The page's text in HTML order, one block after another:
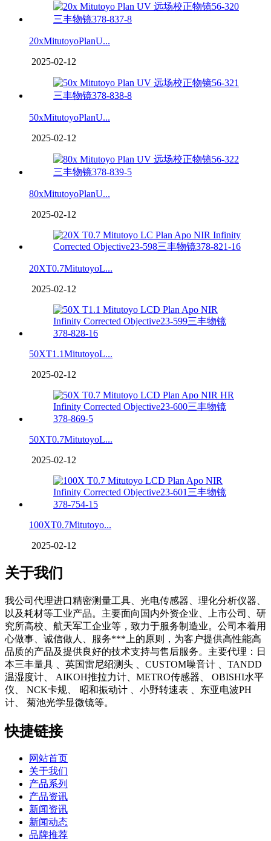
20xMitutoyoPlanU...
2025-02-12
50xMitutoyoPlanU...
2025-02-12
80xMitutoyoPlanU...
2025-02-12
20XT0.7MitutoyoL...
2025-02-12
50XT1.1MitutoyoL...
2025-02-12
50XT0.7MitutoyoL...
2025-02-12
100XT0.7Mitutoyo...
2025-02-12
关于我们
我公司代理进口精密测量工具、光电传感器、理化分析仪器、
以及耗材等工业产品。主要面向国内外资企业、上市公司、研
究所高校、航天军工企业等，致力于服务制造业。公司本着用
心做事、诚信做人、服务***上的原则，为客户提供高性能高
品质的产品及提供良好的技术支持与售后服务。主要代理：日
本三丰量具 、英国雷尼绍测头 、CUSTOM噪音计 、TANDD
温湿度计、 AIKOH推拉力计、METRO传感器、 OBISHI水平
仪、 NCK卡规、 昭和振动计 、小野转速表 、东亚电波PH
计、 菊池光学显微镜等。
快捷链接
网站首页
关于我们
产品系列
产品资讯
新闻资讯
新闻动态
品牌推荐